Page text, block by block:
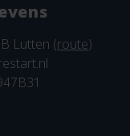
Lutten (route)